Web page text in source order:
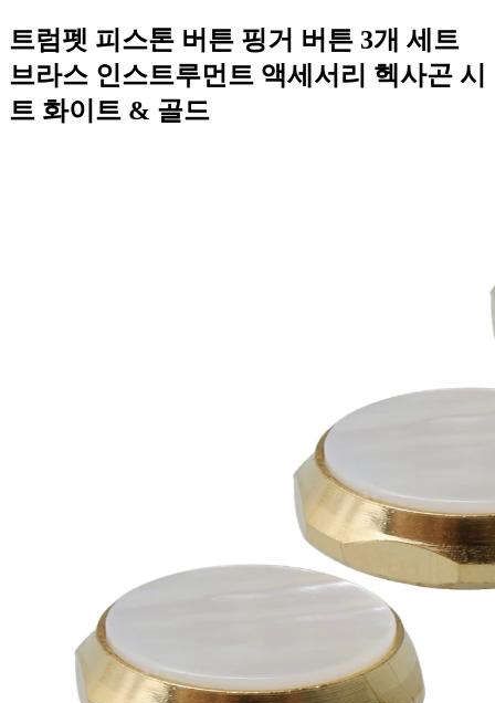
트럼펫 피스톤 버튼 핑거 버튼 3개 세트
브라스 인스트루먼트 액세서리 헥사곤 시
트 화이트 & 골드